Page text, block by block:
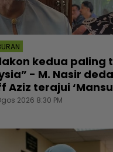
kedua paling
- M. Nasir
Aziz terajui
2026 8:30 PM